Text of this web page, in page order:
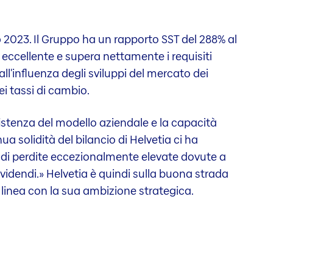
Il Gruppo ha un rapporto SST del 288% al
eccellente e supera nettamente i requisiti
degli sviluppi del mercato dei
tassi di cambio.
del modello aziendale e la capacità
solidità del bilancio di Helvetia ci ha
perdite eccezionalmente elevate dovute a
Helvetia è quindi sulla buona strada
linea con la sua ambizione strategica.